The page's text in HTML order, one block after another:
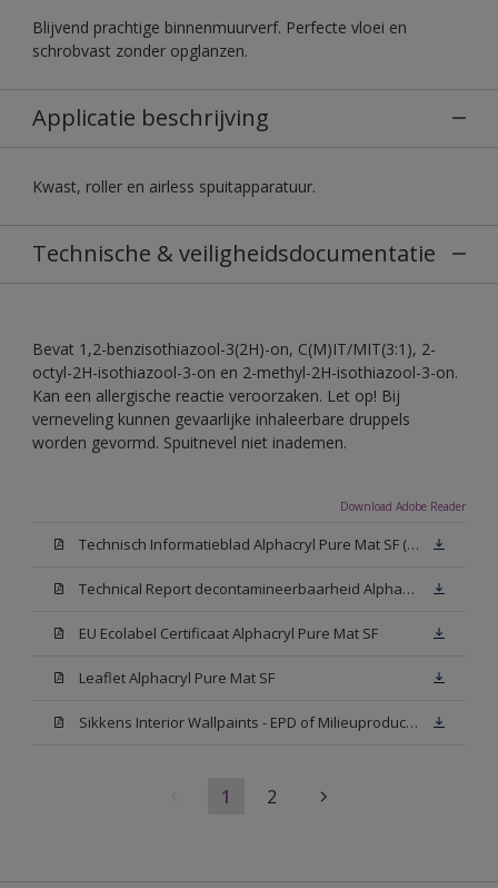
Blijvend prachtige binnenmuurverf. Perfecte vloei en
schrobvast zonder opglanzen.
Applicatie beschrijving
Kwast, roller en airless spuitapparatuur.
Technische & veiligheidsdocumentatie
Bevat 1,2-benzisothiazool-3(2H)-on, C(M)IT/MIT(3:1), 2-
octyl-2H-isothiazool-3-on en 2-methyl-2H-isothiazool-3-on.
Kan een allergische reactie veroorzaken. Let op! Bij
verneveling kunnen gevaarlijke inhaleerbare druppels
worden gevormd. Spuitnevel niet inademen.
Download Adobe Reader
Technisch Informatieblad Alphacryl Pure Mat SF (New Livery) (PDF)
Technical Report decontamineerbaarheid Alphacryl Pure Mat SF
EU Ecolabel Certificaat Alphacryl Pure Mat SF
Leaflet Alphacryl Pure Mat SF
Sikkens Interior Wallpaints - EPD of Milieuproductverklaring
1 2